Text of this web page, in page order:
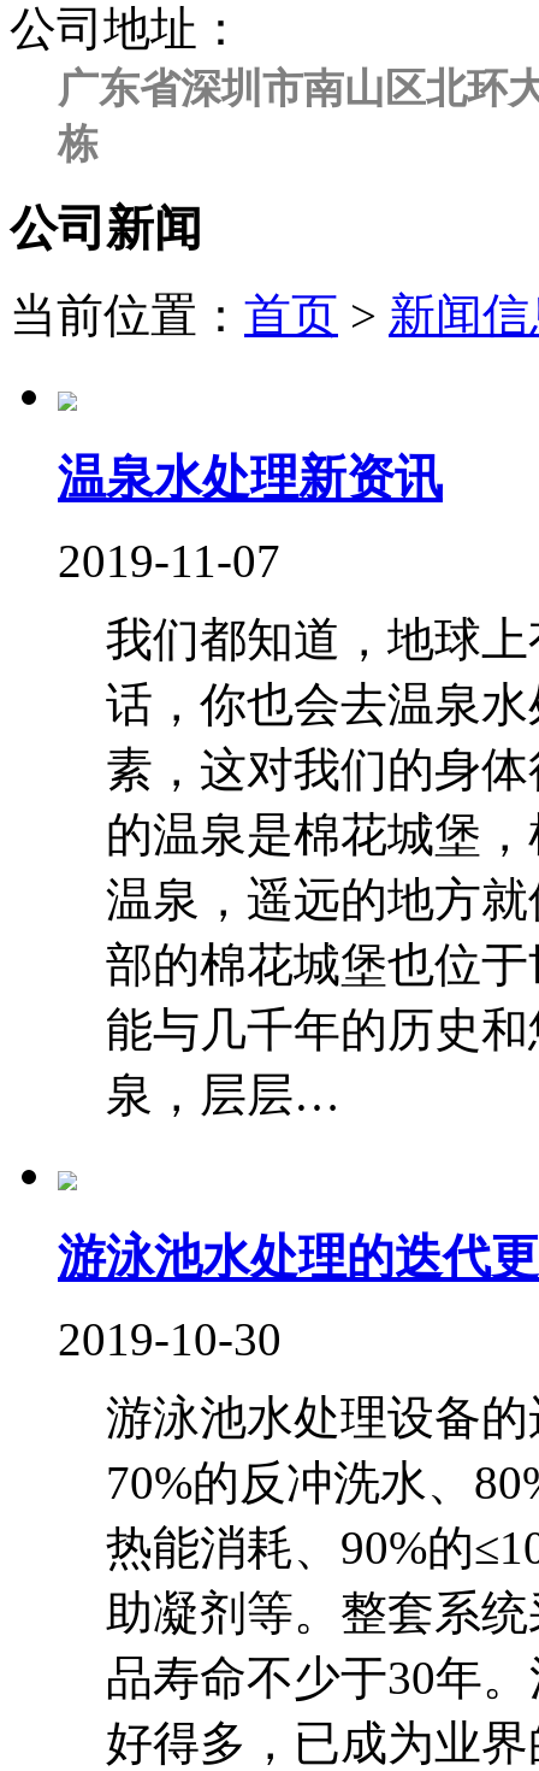
公司地址：
广东省深圳市南山区北环
栋
公司新闻
当前位置： 首页 > 新闻
温泉水处理新资讯
2019-11-07
我们都知道，地球
话，你也会去温泉
素，这对我们的身
的温泉是棉花城堡
温泉，遥远的地方
部的棉花城堡也位
能与几千年的历史
泉，层层…
游泳池水处理的迭代
2019-10-30
游泳池水处理设备
70%的反冲洗水、
热能消耗、90%的
助凝剂等。整套系
品寿命不少于30年
好得多，已成为业